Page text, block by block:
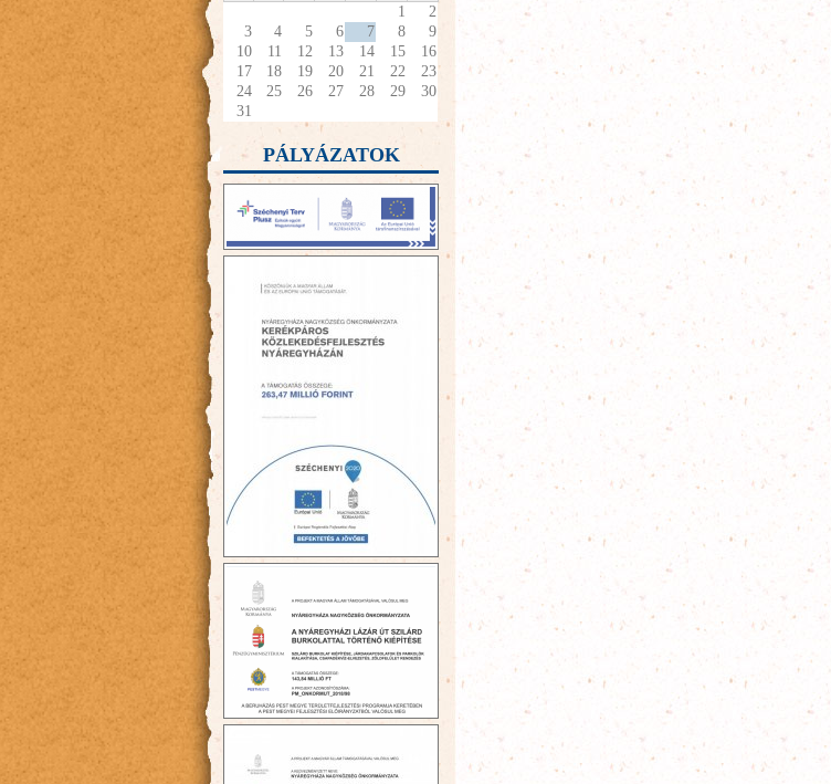
1
2
3
4 5 6 7 8
9
10
11 12 13 14 15
16
17
18 19 20 21 22
23
24
25 26 27 28 29
30
31
PÁLYÁZATOK